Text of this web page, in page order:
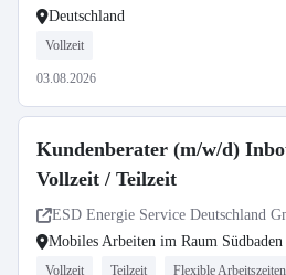
Deutschland
Vollzeit
03.08.2026
Kundenberater (m/w/d)
Vollzeit / Teilzeit
ESD Energie Service Deutschland
Mobiles Arbeiten im Raum
Vollzeit Teilzeit Flexible Arbeitszeiten